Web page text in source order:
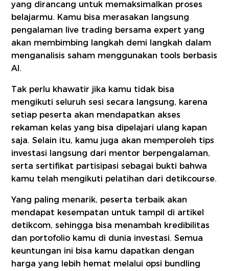
yang dirancang untuk memaksimalkan proses
belajarmu. Kamu bisa merasakan langsung
pengalaman live trading bersama expert yang
akan membimbing langkah demi langkah dalam
menganalisis saham menggunakan tools berbasis
AI.
Tak perlu khawatir jika kamu tidak bisa
mengikuti seluruh sesi secara langsung, karena
setiap peserta akan mendapatkan akses
rekaman kelas yang bisa dipelajari ulang kapan
saja. Selain itu, kamu juga akan memperoleh tips
investasi langsung dari mentor berpengalaman,
serta sertifikat partisipasi sebagai bukti bahwa
kamu telah mengikuti pelatihan dari detikcourse.
Yang paling menarik, peserta terbaik akan
mendapat kesempatan untuk tampil di artikel
detikcom, sehingga bisa menambah kredibilitas
dan portofolio kamu di dunia investasi. Semua
keuntungan ini bisa kamu dapatkan dengan
harga yang lebih hemat melalui opsi bundling